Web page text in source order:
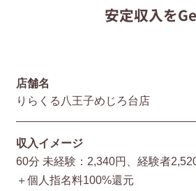
安定収入を
店舗名
りらくる八王子めじろ台店
収入イメージ
60分 未経験：2,340円、経験者
＋個人指名料100%還元